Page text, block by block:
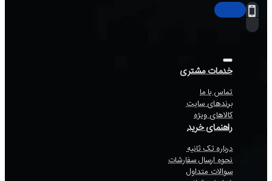
خدمات مشتری
تماس با ما
برندهای سایت
کالاهای ویژه
راهنمای خرید
درباره تک ثانیه
نحوه ارسال سفارشات
سوالات متداول